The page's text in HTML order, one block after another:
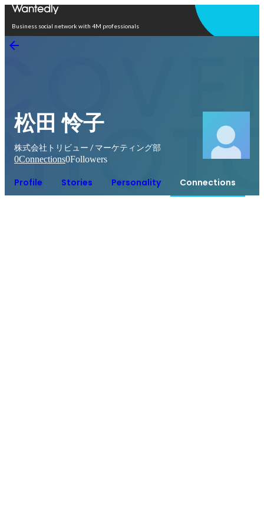
Business social network with 4M professionals
松田 怜子
株式会社トリビュー / マーケティング部
0Connections0Followers
Profile Stories Personality Connections